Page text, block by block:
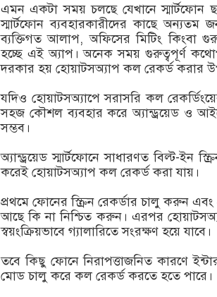
এমন একটা সময় চলছে যেখানে স্মার্টফোন
স্মার্টফোন ব্যবহারকারীদের কাছে অন্যতম
ব্যক্তিগত আলাপ, অফিসের মিটিং কিংবা
হচ্ছে এই অ্যাপ। অনেক সময় গুরুত্বপূর্ণ
দরকার হয় হোয়াটসঅ্যাপ কল রেকর্ড করার
যদিও হোয়াটসঅ্যাপে সরাসরি কল
সহজ কৌশল ব্যবহার করে অ্যান্ড্রয়েড ও
সম্ভব।
অ্যান্ড্রয়েড স্মার্টফোনে সাধারণত বিল্ট-ইন
করেই হোয়াটসঅ্যাপ কল রেকর্ড করা যায়।
প্রথমে ফোনের স্ক্রিন রেকর্ডার চালু করুন
আছে কি না নিশ্চিত করুন। এরপর
স্বয়ংক্রিয়ভাবে গ্যালারিতে সংরক্ষণ হয়ে যাবে।
তবে কিছু ফোনে নিরাপত্তাজনিত কারণে
মোড চালু করে কল রেকর্ড করতে হতে পারে।